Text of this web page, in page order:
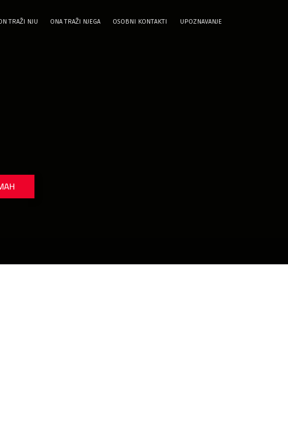
TRAŽI NJU ONA TRAŽI NJEGA OSOBNI KONTAKTI UPOZNAVANJE